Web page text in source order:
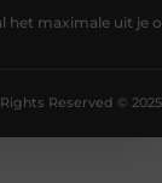
het maximale uit je
Reserved © 2025